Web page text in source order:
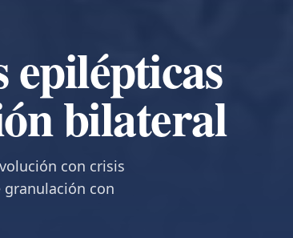
bilateral
con crisis
con